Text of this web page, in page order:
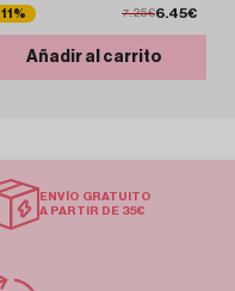
11% 7.25€6.45€
Añadir al carrito
ENVÍO GRATUITO
A PARTIR DE 35€